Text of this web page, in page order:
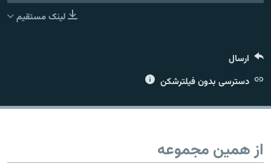
لینک مستقیم
ارسال
دسترسی بدون فیلترشکن
از همین مجموعه